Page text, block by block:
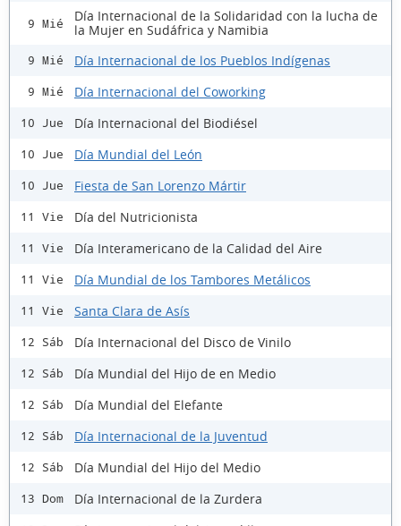
9 Mié
Día Internacional de la Solidaridad con la lucha de
la Mujer en Sudáfrica y Namibia
9 Mié Día Internacional de los Pueblos Indígenas
9 Mié Día Internacional del Coworking
10 Jue Día Internacional del Biodiésel
10 Jue Día Mundial del León
10 Jue Fiesta de San Lorenzo Mártir
11 Vie Día del Nutricionista
11 Vie Día Interamericano de la Calidad del Aire
11 Vie Día Mundial de los Tambores Metálicos
11 Vie Santa Clara de Asís
12 Sáb Día Internacional del Disco de Vinilo
12 Sáb Día Mundial del Hijo de en Medio
12 Sáb Día Mundial del Elefante
12 Sáb Día Internacional de la Juventud
12 Sáb Día Mundial del Hijo del Medio
13 Dom Día Internacional de la Zurdera